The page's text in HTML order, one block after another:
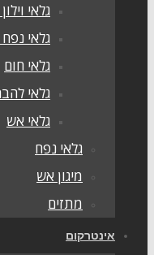
גלאי וילון חיצוני
גלאי נפח חיצוני
גלאי חום
גלאי להבה
גלאי אש
גלאי נפח
מיגון אש